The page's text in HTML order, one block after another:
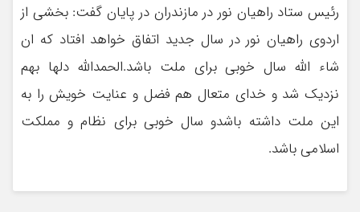
رئیس ستاد راهیان نور در مازندران در پایان گفت: بخشی از
اردوی راهیان نور در سال جدید اتفاق خواهد افتاد که ان
شاء الله سال خوبی برای ملت باشد.الحمدالله دلها بهم
نزدیک شد و خدای متعال هم فضل و عنایت خویش را به
این ملت داشته باشدو سال خوبی برای نظام و مملکت
اسلامی باشد.